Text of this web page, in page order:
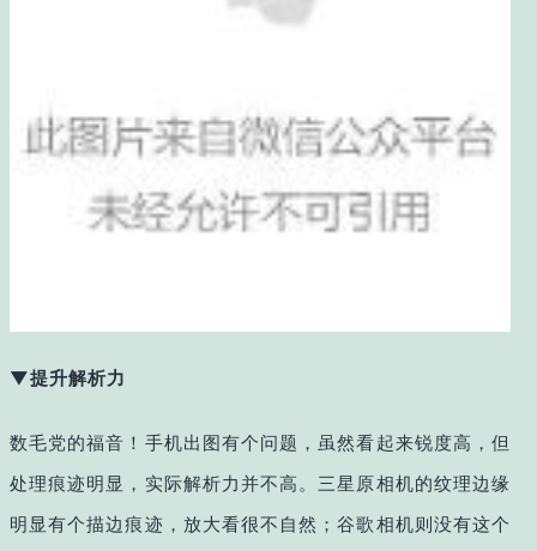
▼提升解析力
数毛党的福音！手机出图有个问题，虽然看起来锐度高，但
处理痕迹明显，实际解析力并不高。三星原相机的纹理边缘
明显有个描边痕迹，放大看很不自然；谷歌相机则没有这个